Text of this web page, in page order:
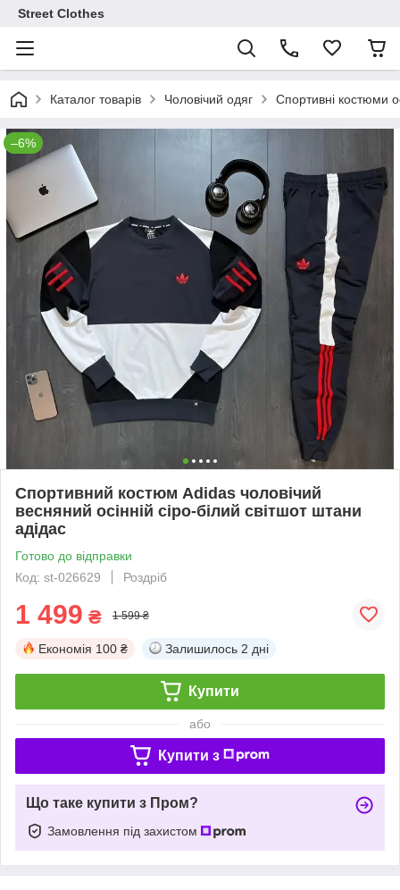
Street Clothes
Каталог товарів Чоловічий одяг Спортивні костюми
–6%
Спортивний костюм Adidas чоловічий
весняний осінній сіро-білий світшот штани
адідас
Готово до відправки
Код: st-026629
Роздріб
1 499 ₴ 1 599 ₴
Економія 100 ₴ Залишилось 2 дні
Купити
або
Купити з
Що таке купити з Пром?
Замовлення під захистом